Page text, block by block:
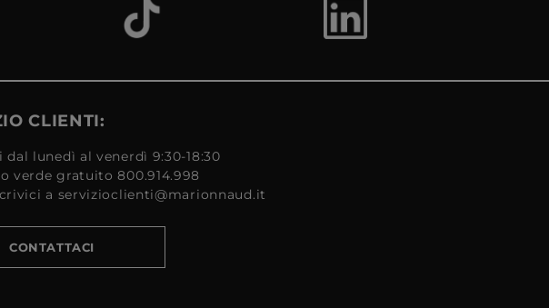
CLIENTI:
dal lunedì al venerdì 9:30-18:30
verde gratuito 800.914.998
a servizioclienti@marionnaud.it
CONTATTACI